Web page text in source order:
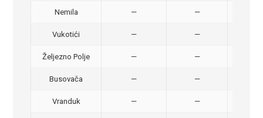
Nemila — —
Vukotići — —
Željezno Polje — —
Busovača — —
Vranduk — —